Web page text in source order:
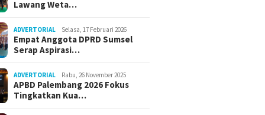
Lawang Weta…
ADVERTORIAL Selasa, 17 Februari 2026
Empat Anggota DPRD Sumsel
Serap Aspirasi…
ADVERTORIAL Rabu, 26 November 2025
APBD Palembang 2026 Fokus
Tingkatkan Kua…